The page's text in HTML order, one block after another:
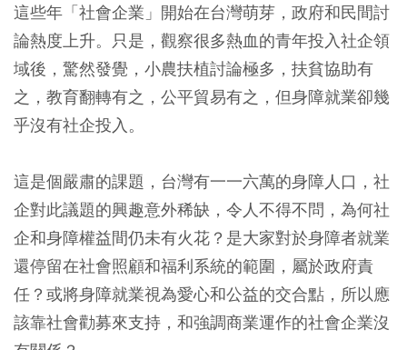
這些年「社會企業」開始在台灣萌芽，政府和民間討
論熱度上升。只是，觀察很多熱血的青年投入社企領
域後，驚然發覺，小農扶植討論極多，扶貧協助有
之，教育翻轉有之，公平貿易有之，但身障就業卻幾
乎沒有社企投入。
這是個嚴肅的課題，台灣有一一六萬的身障人口，社
企對此議題的興趣意外稀缺，令人不得不問，為何社
企和身障權益間仍未有火花？是大家對於身障者就業
還停留在社會照顧和福利系統的範圍，屬於政府責
任？或將身障就業視為愛心和公益的交合點，所以應
該靠社會勸募來支持，和強調商業運作的社會企業沒